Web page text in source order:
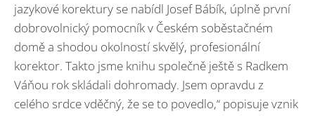
jazykové korektury se nabídl Josef Bábík, úplně první
dobrovolnický pomocník v Českém soběstačném
domě a shodou okolností skvělý, profesionální
korektor. Takto jsme knihu společně ještě s Radkem
Váňou rok skládali dohromady. Jsem opravdu z
celého srdce vděčný, že se to povedlo,“ popisuje vznik